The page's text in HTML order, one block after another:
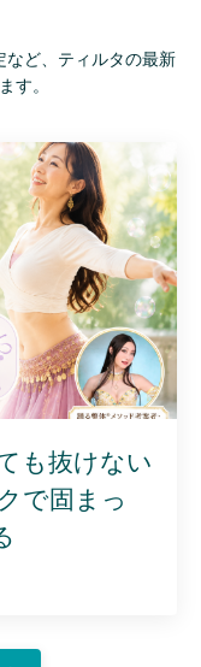
など、ティルタの最新
す。
も抜けない
で固まっ